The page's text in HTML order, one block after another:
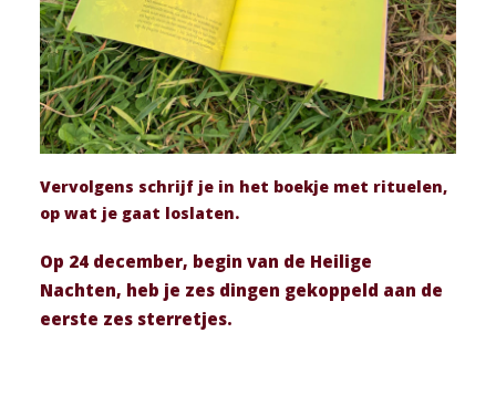
Vervolgens schrijf je in het boekje met rituelen,
op wat je gaat loslaten.
Op 24 december, begin van de Heilige
Nachten, heb je zes dingen gekoppeld aan de
eerste zes sterretjes.